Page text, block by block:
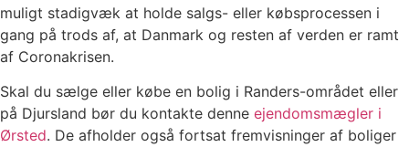
muligt stadigvæk at holde salgs- eller købsprocessen i
gang på trods af, at Danmark og resten af verden er ramt
af Coronakrisen.
Skal du sælge eller købe en bolig i Randers-området eller
på Djursland bør du kontakte denne ejendomsmægler i
Ørsted. De afholder også fortsat fremvisninger af boliger